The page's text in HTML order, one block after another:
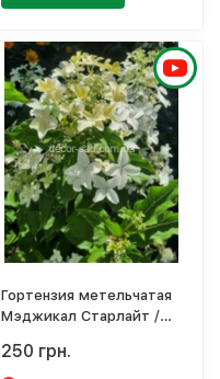
Гортензия метельчатая
Мэджикал Старлайт /
'Magical Starlight'
250 грн.